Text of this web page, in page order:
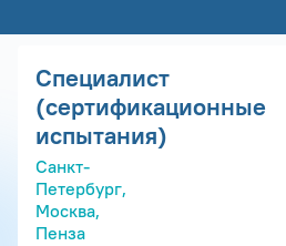
Специалист
(сертификационные
испытания)
Санкт-
Петербург,
Москва,
Пенза